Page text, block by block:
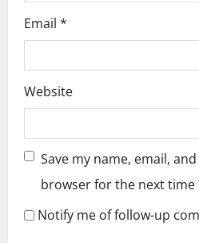
Email *
Website
Save my name, email,
browser for the next time
Notify me of follow-up